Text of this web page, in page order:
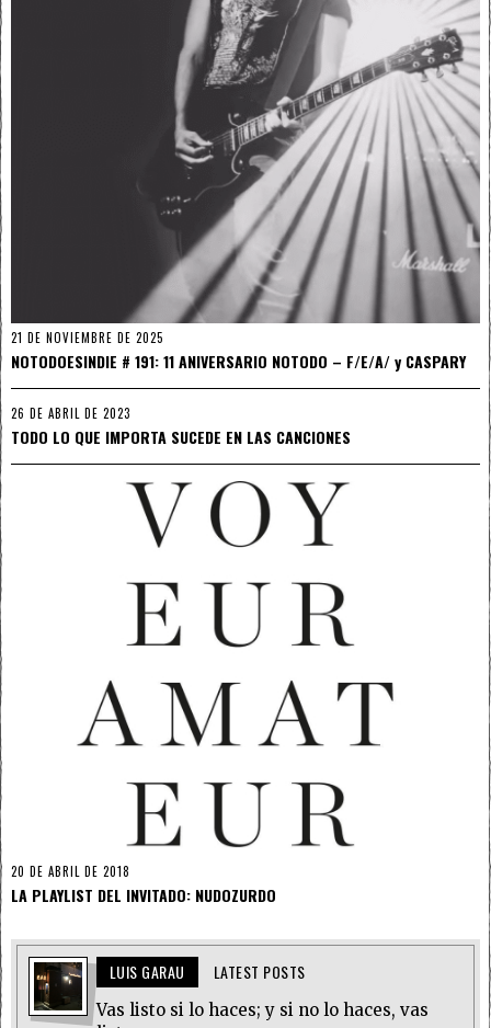
21 DE NOVIEMBRE DE 2025
NOTODOESINDIE # 191: 11 ANIVERSARIO NOTODO – F/E/A/ y CASPARY
26 DE ABRIL DE 2023
TODO LO QUE IMPORTA SUCEDE EN LAS CANCIONES
20 DE ABRIL DE 2018
LA PLAYLIST DEL INVITADO: NUDOZURDO
LUIS GARAU LATEST POSTS
Vas listo si lo haces; y si no lo haces, vas